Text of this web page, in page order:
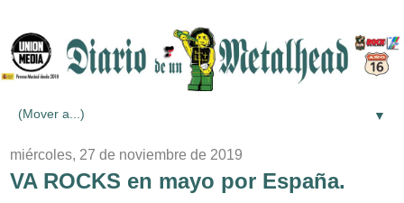
▼
miércoles, 27 de noviembre de 2019
VA ROCKS en mayo por España.